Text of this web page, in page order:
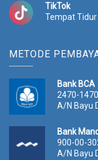
TikTok
Tempat
METODE
Bank BCA
2470-
A/N Bayu
Bank
900-00-
A/N Bayu